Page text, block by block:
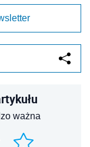
ważna